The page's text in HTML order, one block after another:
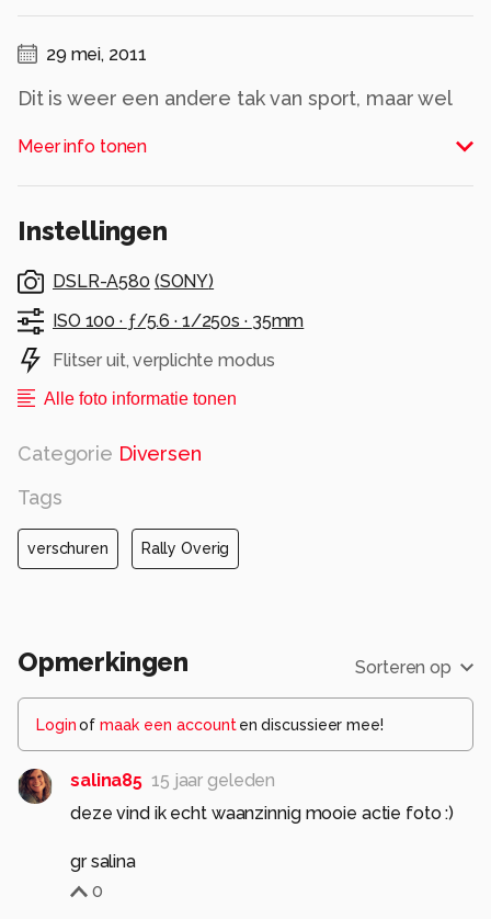
29 mei, 2011
Dit is weer een andere tak van sport, maar wel
evenement georganiseerd door fotoclub
Helmond. Gr Rene Verschuren
Wel even in het groot bekijken
Alle rechten voorbehouden
Meer info tonen
Instellingen
DSLR-A580 (SONY)
ISO 100 · ƒ/5.6 · 1/250s · 35mm
Flitser uit, verplichte modus
Alle foto informatie tonen
Categorie Diversen
Tags
verschuren Rally Overig
Opmerkingen Sorteren op
Loginof maak een account en discussieer mee!
salina85 15 jaar geleden
deze vind ik echt waanzinnig mooie actie foto :)
gr salina
0